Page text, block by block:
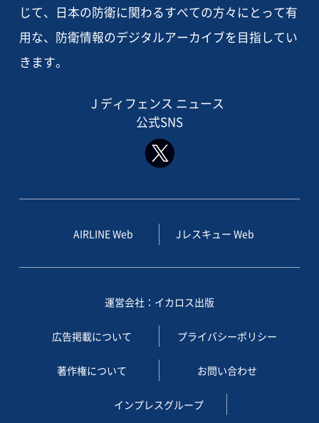
じて、日本の防衛に関わるすべての方々にとって有
用な、防衛情報のデジタルアーカイブを目指してい
きます。
J ディフェンス ニュース
公式SNS
AIRLINE Web Jレスキュー Web
運営会社：イカロス出版
広告掲載について プライバシーポリシー
著作権について お問い合わせ
インプレスグループ